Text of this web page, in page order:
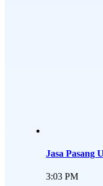
Jasa Pasang
3:03 PM